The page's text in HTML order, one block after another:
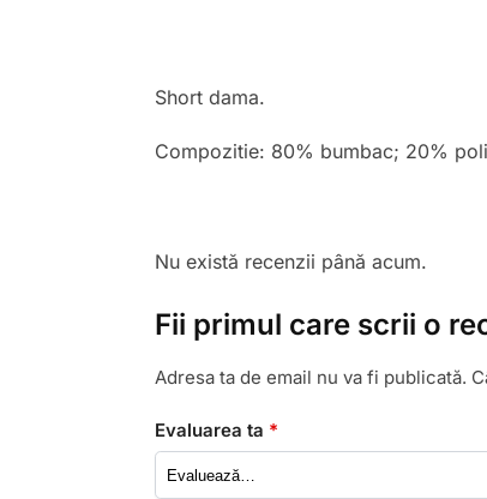
Short dama.
Compozitie: 80% bumbac; 20%
Nu există recenzii până acum.
Fii primul care scrii o
Adresa ta de email nu va fi publicată.
Evaluarea ta *